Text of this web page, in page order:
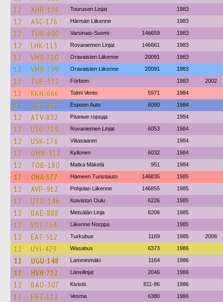
12
XHH-138 Tourusen Linjat 1983
12 ASC-176 Härmän Liikenne 1983
12 TUK-600 Varsinais-Suomi 146659 1983
12 LHK-113 Rovaniemen Linjat 146661 1983
12 VMR-710 Oravaisten Liikenne 20091 1983
12 VMR-799 Oravaisten Liikenne 20091 1983
12 TUE-512 Förbom 1983 2002
12 RKN-666 Toimi Vento 5971 1984
12 AUS-412 Espoon Auto 6090 1984
12 ATV-832 Разные города 1984
12 USU-719 Rovaniemen Linjat 6053 1984
12 USK-176 Viitasaaren 1984
12 OMN-312 Kyllonen 6032 1984
12 TOB-180 Matka Mäkelä 951 1984
12 ONA-377 Hämeen Turistiauto 146835 1985
12 AVP-912 Pohjolan Liikenne 146855 1985
12 UTU-146 Koiviston Oulu 6226 1985
12 BAE-888 Metsälän Linja 6206 1985
12 VOJ-764 Liikenne Norppa 1985
12 EAT-512 Turkubus 1169 1985 2006
12 UVJ-429 Wasabus 6373 1986
12 UGU-148 Lamminmäki 1164 1986
12 HVH-712 Länsilinjat 2046 1986
12 BAU-307 Kivistö 811-86 1986
12 EBT-112 Vesma 6380 1986